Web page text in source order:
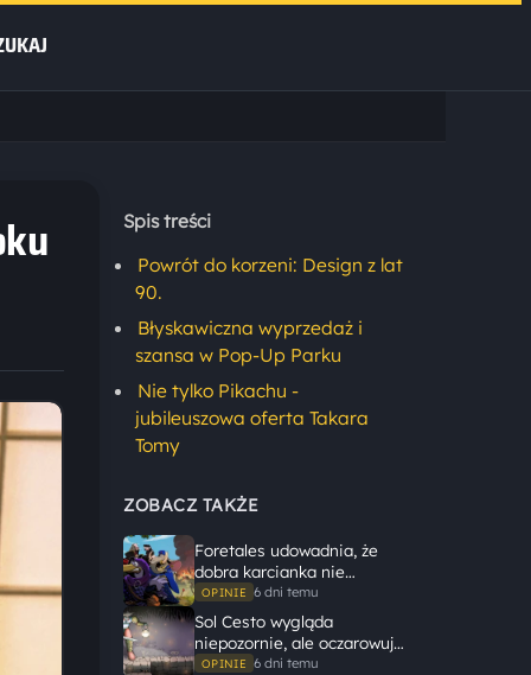
Spis treści
Powrót do korzeni: Design z lat
90.
Błyskawiczna wyprzedaż i
szansa w Pop-Up Parku
Nie tylko Pikachu -
jubileuszowa oferta Takara
Tomy
ZOBACZ TAKŻE
Foretales udowadnia, że
dobra karcianka nie
potrzebuje wielkiego
świata, żeby opowiedzieć
dużą historię
OPINIE 6 dni temu
Sol Cesto wygląda
niepozornie, ale oczarowuje
gameplayem
OPINIE 6 dni temu